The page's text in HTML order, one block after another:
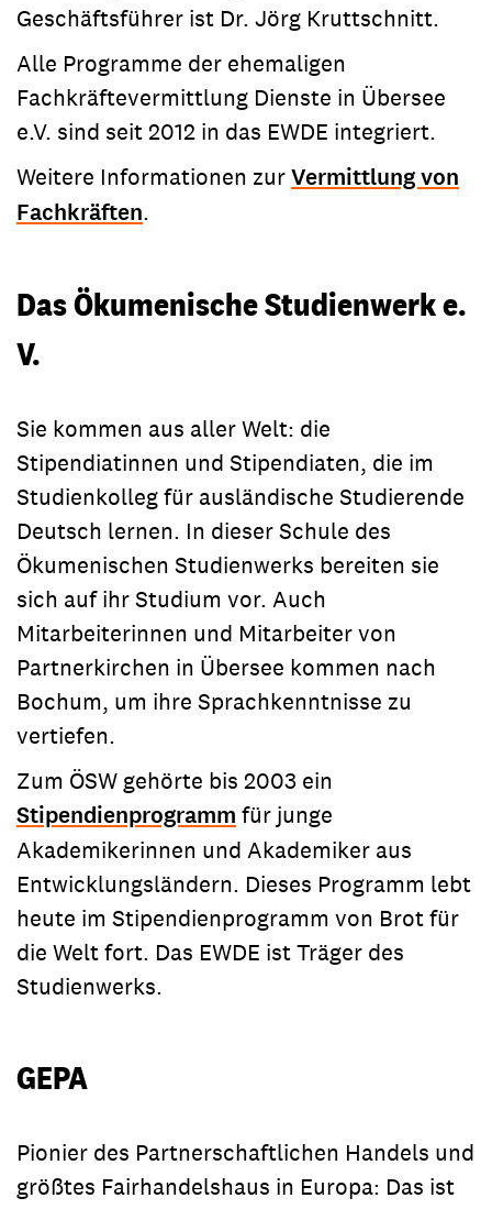
Geschäftsführer ist Dr. Jörg Kruttschnitt.
Alle Programme der ehemaligen
Fachkräftevermittlung Dienste in Übersee
e.V. sind seit 2012 in das EWDE integriert.
Weitere Informationen zurVermittlung von
Fachkräften.
Das Ökumenische Studienwerk e.
V.
Sie kommen aus aller Welt: die
Stipendiatinnen und Stipendiaten, die im
Studienkolleg für ausländische Studierende
Deutsch lernen. In dieser Schule des
Ökumenischen Studienwerks bereiten sie
sich auf ihr Studium vor. Auch
Mitarbeiterinnen und Mitarbeiter von
Partnerkirchen in Übersee kommen nach
Bochum, um ihre Sprachkenntnisse zu
vertiefen.
Zum ÖSW gehörte bis 2003 ein
Stipendienprogramm für junge
Akademikerinnen und Akademiker aus
Entwicklungsländern. Dieses Programm lebt
heute im Stipendienprogramm von Brot für
die Welt fort. Das EWDE ist Träger des
Studienwerks.
GEPA
Pionier des Partnerschaftlichen Handels und
größtes Fairhandelshaus in Europa: Das ist